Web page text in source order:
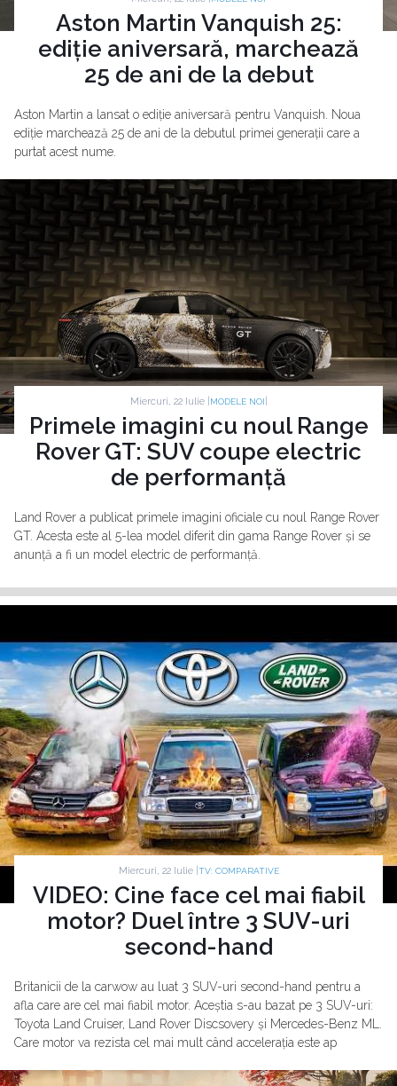
Aston Martin Vanquish 25:
ediție aniversară, marchează
25 de ani de la debut
Aston Martin a lansat o ediție aniversară pentru Vanquish. Noua
ediție marchează 25 de ani de la debutul primei generații care a
purtat acest nume.
Miercuri, 22 Iulie | MODELE NOI
Primele imagini cu noul Range
Rover GT: SUV coupe electric
de performanță
Land Rover a publicat primele imagini oficiale cu noul Range Rover
GT. Acesta este al 5-lea model diferit din gama Range Rover și se
anunță a fi un model electric de performanță.
Miercuri, 22 Iulie | TV: COMPARATIVE
VIDEO: Cine face cel mai fiabil
motor? Duel între 3 SUV-uri
second-hand
Britanicii de la carwow au luat 3 SUV-uri second-hand pentru a
afla care are cel mai fiabil motor. Aceștia s-au bazat pe 3 SUV-uri:
Toyota Land Cruiser, Land Rover Discsovery și Mercedes-Benz ML.
Care motor va rezista cel mai mult când accelerația este ap